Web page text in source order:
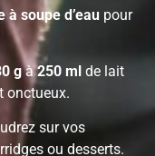
à soupe d’eau pour
gà250 ml de lait
onctueux.
sur vos
ou desserts.